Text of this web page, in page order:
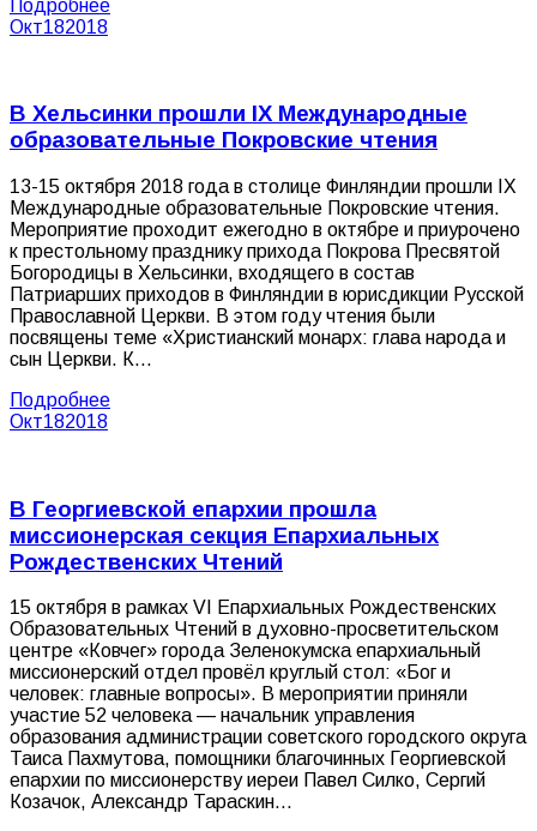
Подробнее
Окт182018
В Хельсинки прошли IХ Международные
образовательные Покровские чтения
13-15 октября 2018 года в столице Финляндии прошли IХ
Международные образовательные Покровские чтения.
Мероприятие проходит ежегодно в октябре и приурочено
к престольному празднику прихода Покрова Пресвятой
Богородицы в Хельсинки, входящего в состав
Патриарших приходов в Финляндии в юрисдикции Русской
Православной Церкви. В этом году чтения были
посвящены теме «Христианский монарх: глава народа и
сын Церкви. К…
Подробнее
Окт182018
В Георгиевской епархии прошла
миссионерская секция Епархиальных
Рождественских Чтений
15 октября в рамках VI Епархиальных Рождественских
Образовательных Чтений в духовно-просветительском
центре «Ковчег» города Зеленокумска епархиальный
миссионерский отдел провёл круглый стол: «Бог и
человек: главные вопросы». В мероприятии приняли
участие 52 человека — начальник управления
образования администрации советского городского округа
Таиса Пахмутова, помощники благочинных Георгиевской
епархии по миссионерству иереи Павел Силко, Сергий
Козачок, Александр Тараскин…